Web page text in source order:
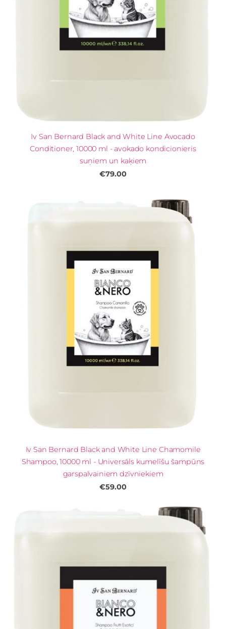
Iv San Bernard Black and White Line Avocado
Conditioner, 10000 ml - avokado kondicionieris
suņiem un kaķiem
€79.00
Iv San Bernard Black and White Line Chamomile
Shampoo, 10000 ml - Universāls kumelīšu šampūns
garspalvainiem dzīvniekiem
€59.00